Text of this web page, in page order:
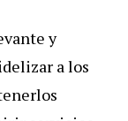
y
a los